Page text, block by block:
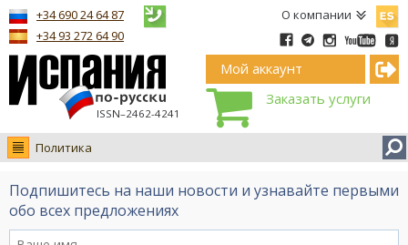
О компании
ISSN–2462-4241
+34 690 24 64 87
+34 93 272 64 90
Мой аккаунт
Заказать услуги
Политика
Новости
Интервью
Подпишитесь на наши новости и узнавайте первыми
обо всех предложениях